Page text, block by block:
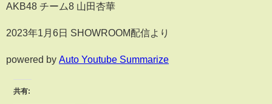
AKB48 チーム8 山田杏華
2023年1月6日 SHOWROOM配信より
powered by Auto Youtube Summarize
共有: